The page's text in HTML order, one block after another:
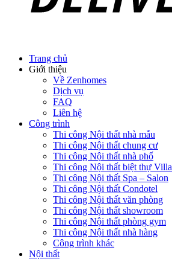
Trang chủ
Giới thiệu
Về Zenhomes
Dịch vụ
FAQ
Liên hệ
Công trình
Thi công Nội thất nhà mẫu
Thi công Nội thất chung cư
Thi công Nội thất nhà phố
Thi công Nội thất biệt thự Villa
Thi công Nội thất Spa – Salon
Thi công Nội thất Condotel
Thi công Nội thất văn phòng
Thi công Nội thất showroom
Thi công Nội thất phòng gym
Thi công Nội thất nhà hàng
Công trình khác
Nội thất